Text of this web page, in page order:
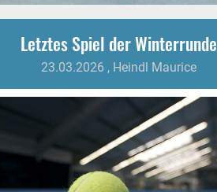
Letztes Spiel der Winterrunde
23.03.2026 , Heindl Maurice